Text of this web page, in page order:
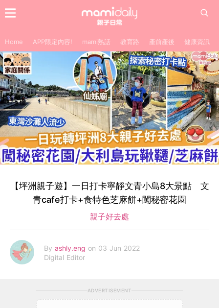
Home APP限定內容! mami熱話 教育路 產前產後 健康資訊
【坪洲親子遊】一日打卡寧靜文青小島8大景點 文
青cafe打卡+食特色芝麻餅+闖秘密花園
親子好去處
By ashly.eng on 03 Jun 2022
Digital Editor
ADVERTISEMENT